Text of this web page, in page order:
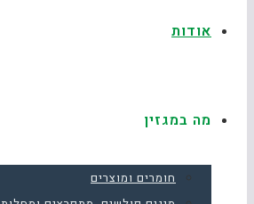
אודות
מה במגזין
חומרים ומוצרים